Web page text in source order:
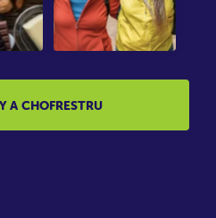
A CHOFRESTRU